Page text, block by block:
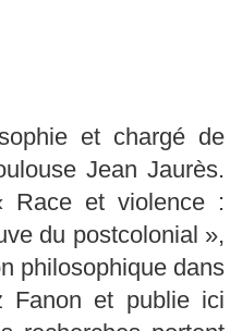
et chargé de
Jean Jaurès.
Race et violence :
du postcolonial »,
philosophique dans
Fanon et publie ici